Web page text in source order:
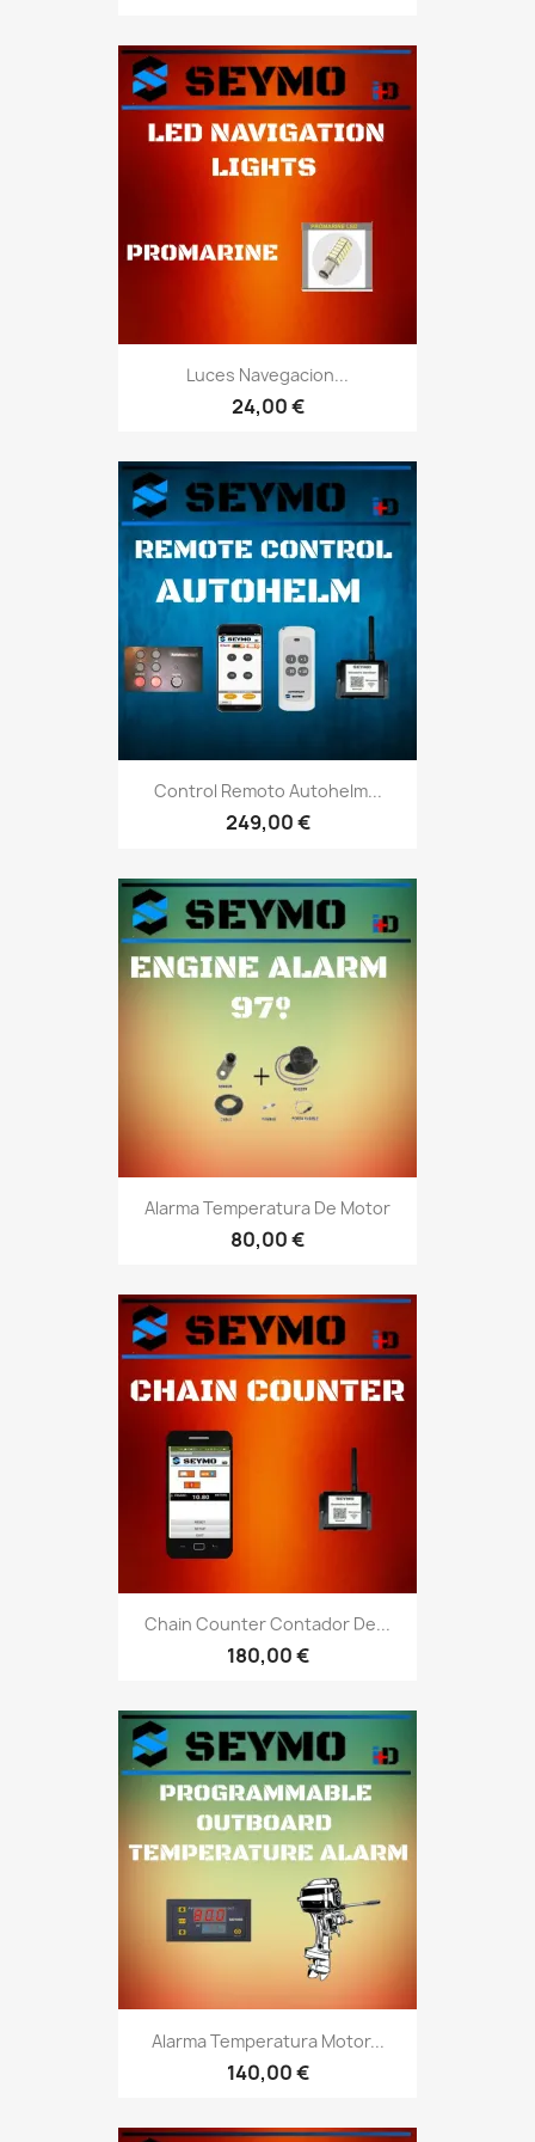
Luces Navegacion...
24,00 €
Control Remoto Autohelm...
249,00 €
Alarma Temperatura De Motor
80,00 €
Chain Counter Contador De...
180,00 €
Alarma Temperatura Motor...
140,00 €